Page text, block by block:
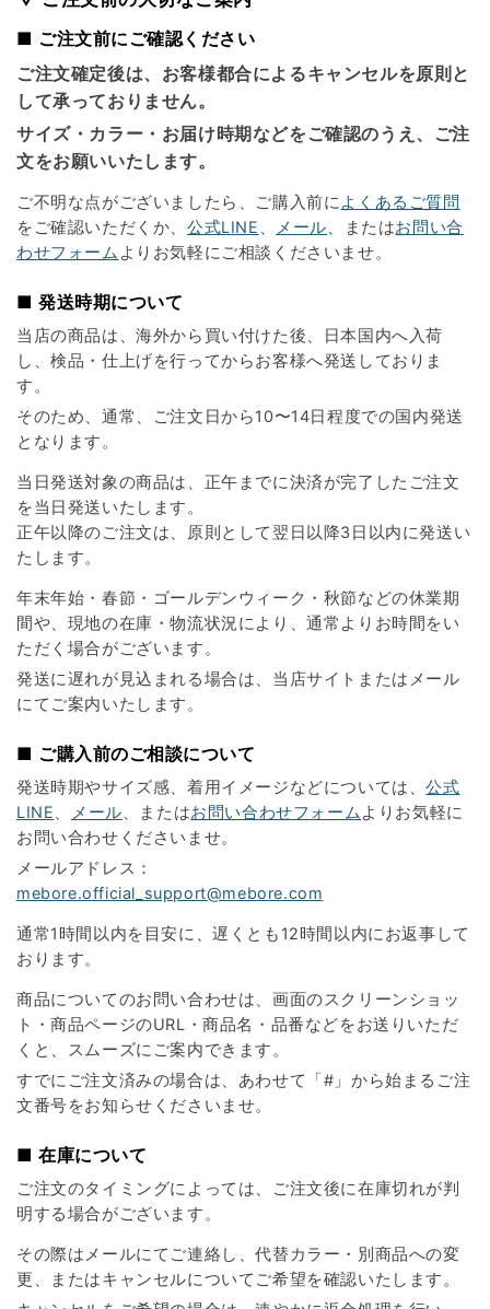
■ ご注文前にご確認ください
ご注文確定後は、お客様都合によるキャンセルを原則と
して承っておりません。
サイズ・カラー・お届け時期などをご確認のうえ、ご注
文をお願いいたします。
ご不明な点がございましたら、ご購入前によくあるご質問
をご確認いただくか、 公式LINE 、 メール、またはお問い合
わせフォーム よりお気軽にご相談くださいませ。
■ 発送時期について
当店の商品は、海外から買い付けた後、日本国内へ入荷
し、検品・仕上げを行ってからお客様へ発送しておりま
す。
そのため、通常、ご注文日から10〜14日程度での国内発送
となります。
当日発送対象の商品は、正午までに決済が完了したご注文
を当日発送いたします。
正午以降のご注文は、原則として翌日以降3日以内に発送い
たします。
年末年始・春節・ゴールデンウィーク・秋節などの休業期
間や、現地の在庫・物流状況により、通常よりお時間をい
ただく場合がございます。
発送に遅れが見込まれる場合は、当店サイトまたはメール
にてご案内いたします。
■ ご購入前のご相談について
発送時期やサイズ感、着用イメージなどについては、公式
LINE、 メール、またはお問い合わせフォームよりお気軽に
お問い合わせくださいませ。
メールアドレス：
mebore.official_support@mebore.com
通常1時間以内を目安に、遅くとも12時間以内にお返事して
おります。
商品についてのお問い合わせは、画面のスクリーンショッ
ト・商品ページのURL・商品名・品番などをお送りいただ
くと、スムーズにご案内できます。
すでにご注文済みの場合は、あわせて「#」から始まるご注
文番号をお知らせくださいませ。
■ 在庫について
ご注文のタイミングによっては、ご注文後に在庫切れが判
明する場合がございます。
その際はメールにてご連絡し、代替カラー・別商品への変
更、またはキャンセルについてご希望を確認いたします。